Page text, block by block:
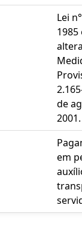
Lei
1985
de
2001.
em